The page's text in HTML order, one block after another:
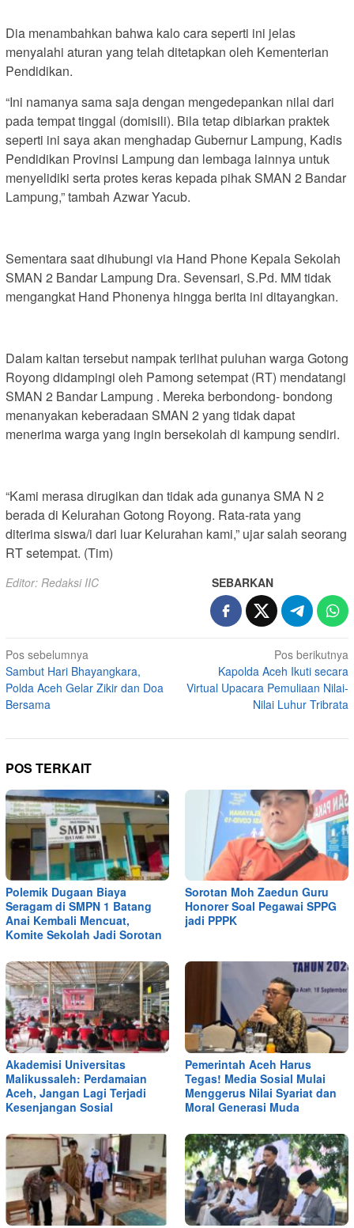
Dia menambahkan bahwa kalo cara seperti ini jelas
menyalahi aturan yang telah ditetapkan oleh Kementerian
Pendidikan.
“Ini namanya sama saja dengan mengedepankan nilai dari
pada tempat tinggal (domisili). Bila tetap dibiarkan praktek
seperti ini saya akan menghadap Gubernur Lampung, Kadis
Pendidikan Provinsi Lampung dan lembaga lainnya untuk
menyelidiki serta protes keras kepada pihak SMAN 2 Bandar
Lampung,” tambah Azwar Yacub.
Sementara saat dihubungi via Hand Phone Kepala Sekolah
SMAN 2 Bandar Lampung Dra. Sevensari, S.Pd. MM tidak
mengangkat Hand Phonenya hingga berita ini ditayangkan.
Dalam kaitan tersebut nampak terlihat puluhan warga Gotong
Royong didampingi oleh Pamong setempat (RT) mendatangi
SMAN 2 Bandar Lampung . Mereka berbondong- bondong
menanyakan keberadaan SMAN 2 yang tidak dapat
menerima warga yang ingin bersekolah di kampung sendiri.
“Kami merasa dirugikan dan tidak ada gunanya SMA N 2
berada di Kelurahan Gotong Royong. Rata-rata yang
diterima siswa/i dari luar Kelurahan kami,” ujar salah seorang
RT setempat. (Tim)
Editor: Redaksi IIC SEBARKAN
Navigasi
pos
Pos sebelumnya
Sambut Hari Bhayangkara,
Polda Aceh Gelar Zikir dan Doa
Bersama
Pos berikutnya
Kapolda Aceh Ikuti secara
Virtual Upacara Pemuliaan Nilai-
Nilai Luhur Tribrata
POS TERKAIT
Polemik Dugaan Biaya
Seragam di SMPN 1 Batang
Anai Kembali Mencuat,
Komite Sekolah Jadi Sorotan
Sorotan Moh Zaedun Guru
Honorer Soal Pegawai SPPG
jadi PPPK
Akademisi Universitas
Malikussaleh: Perdamaian
Aceh, Jangan Lagi Terjadi
Kesenjangan Sosial
Pemerintah Aceh Harus
Tegas! Media Sosial Mulai
Menggerus Nilai Syariat dan
Moral Generasi Muda